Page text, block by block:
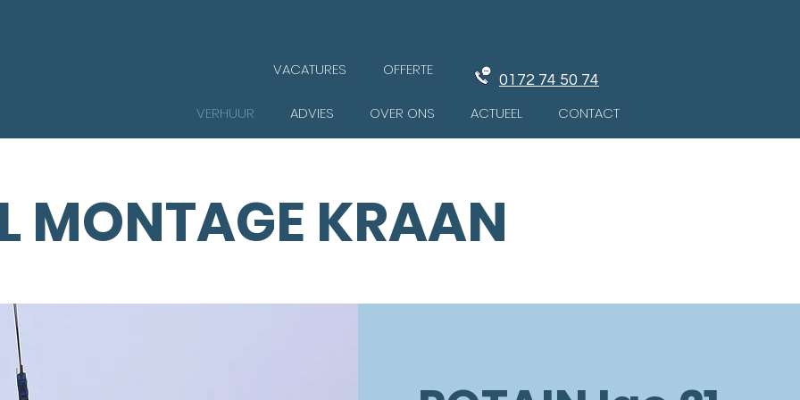
VACATURES OFFERTE
0172 74 50 74
VERHUUR ADVIES OVER ONS ACTUEEL CONTACT
MONTAGE KRAAN